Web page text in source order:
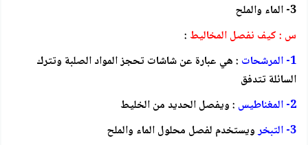
3- الماء والملح
س : كيف نفصل المخاليط :
1- المرشحات
: هي عبارة عن شاشات تحجز المواد الصلبة وتترك
السائلة تتدفق
2- المغناطيس
: ويفصل الحديد من الخليط
3- التبخر
ويستخدم لفصل محلول الماء والملح